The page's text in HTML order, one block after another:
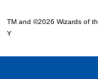
TM and ©2026 Wizards of
Y